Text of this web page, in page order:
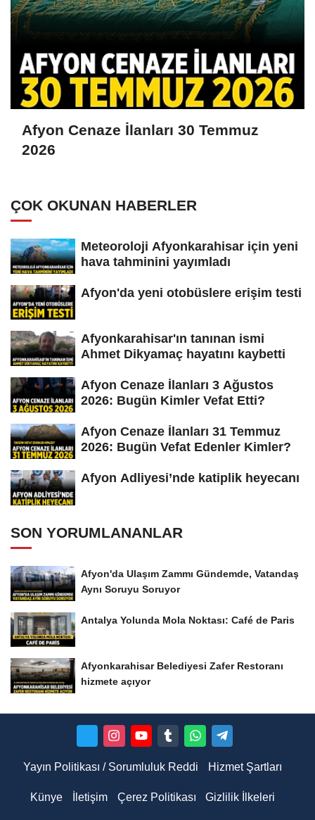
Afyon Cenaze İlanları 30 Temmuz
2026
ÇOK OKUNAN HABERLER
Meteoroloji Afyonkarahisar için yeni
hava tahminini yayımladı
Afyon'da yeni otobüslere erişim testi
Afyonkarahisar'ın tanınan ismi
Ahmet Dikyamaç hayatını kaybetti
Afyon Cenaze İlanları 3 Ağustos
2026: Bugün Kimler Vefat Etti?
Afyon Cenaze İlanları 31 Temmuz
2026: Bugün Vefat Edenler Kimler?
Afyon Adliyesi’nde katiplik heyecanı
SON YORUMLANANLAR
Afyon'da Ulaşım Zammı Gündemde, Vatandaş
Aynı Soruyu Soruyor
Antalya Yolunda Mola Noktası: Café de Paris
Afyonkarahisar Belediyesi Zafer Restoranı
hizmete açıyor
Yayın Politikası / Sorumluluk Reddi Hizmet Şartları
Künye İletişim Çerez Politikası Gizlilik İlkeleri